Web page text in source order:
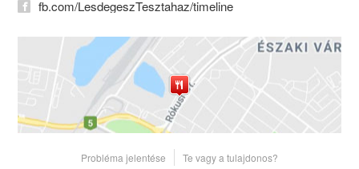
A házhozszállítás alapdíja Szeged
(Sodexo, Ticket Restaurant, Puebla,
Chéque Déjeuner, Erzsébet) utalvánnyal
is kiegyenlíthetik megrendelőink. A
földhöz ragadt árakat, a finom ételeket,
a hideg italokat, a forró kávét mi
garantáljuk, a többi csak Önön múlik!
májustól szeptember végéig működik.
fb.com/LesdegeszTesztahaz/timeline
Probléma jelentése Te vagy a tulajdonos?